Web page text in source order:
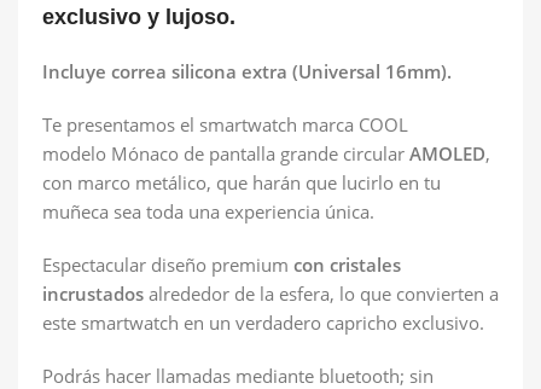
exclusivo y lujoso.
Incluye correa silicona extra (Universal 16mm).
Te presentamos el smartwatch marca COOL
modelo Mónaco de pantalla grande circular AMOLED,
con marco metálico, que harán que lucirlo en tu
muñeca sea toda una experiencia única.
Espectacular diseño premium con cristales
incrustados alrededor de la esfera, lo que convierten a
este smartwatch en un verdadero capricho exclusivo.
Podrás hacer llamadas mediante bluetooth; sin